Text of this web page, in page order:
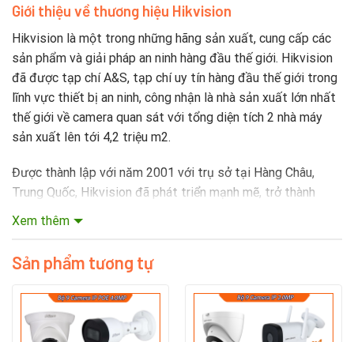
Giới thiệu về thương hiệu Hikvision
Hikvision là một trong những hãng sản xuất, cung cấp các
sản phẩm và giải pháp an ninh hàng đầu thế giới. Hikvision
đã được tạp chí A&S, tạp chí uy tín hàng đầu thế giới trong
lĩnh vực thiết bị an ninh, công nhận là nhà sản xuất lớn nhất
thế giới về camera quan sát với tổng diện tích 2 nhà máy
sản xuất lên tới 4,2 triệu m2.
Được thành lập với năm 2001 với trụ sở tại Hàng Châu,
Trung Quốc, Hikvision đã phát triển mạnh mẽ, trở thành
công ty đa quốc gia với 25 chi nhánh trên toàn thế giới như
và Dubai…Hikvision cũng có công ty liên kết với Ấn Độ và
Nga, một trung tâm bảo hành tại Hồng Kong. Ngay tại quê
nhà, Hikvision cũng phát triển mạnh mẽ với 35 chi nhánh
trên toàn Trung Quốc.
Xem thêm
Sản phẩm tương tự